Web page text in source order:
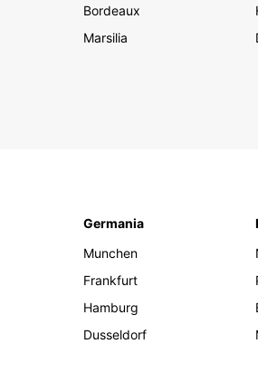
Bordeaux
Marsilia
Germania
Munchen
Frankfurt
Hamburg
Dusseldorf